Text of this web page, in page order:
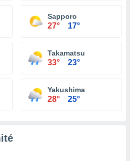
Sapporo
27° 17°
Takamatsu
33° 23°
Yakushima
28° 25°